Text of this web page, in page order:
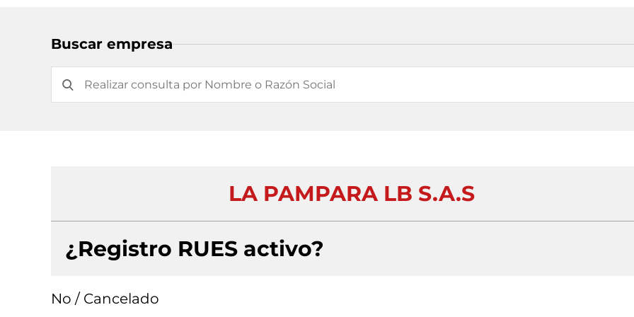
Buscar empresa
LA PAMPARA LB S.A.S
¿Registro RUES activo?
No / Cancelado